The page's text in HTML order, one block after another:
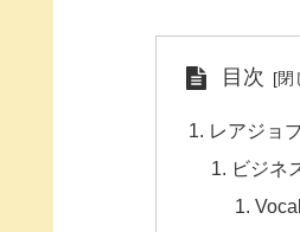
目次
レアジョ
ビジネ